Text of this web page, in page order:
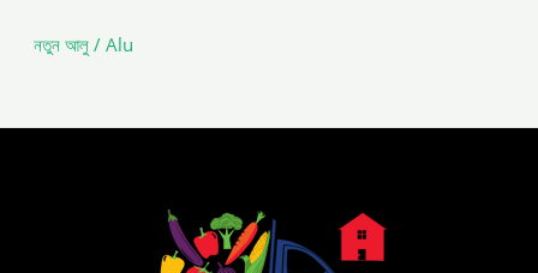
নতুন আলু / Alu